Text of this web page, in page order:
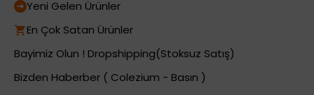
Yeni Gelen Ürünler
En Çok Satan Ürünler
Bayimiz Olun ! Dropshipping(Stoksuz Satış)
Bizden Haberber ( Colezium - Basın )